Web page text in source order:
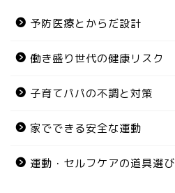
予防医療とからだ設計
働き盛り世代の健康リスク
子育てパパの不調と対策
家でできる安全な運動
運動・セルフケアの道具選び